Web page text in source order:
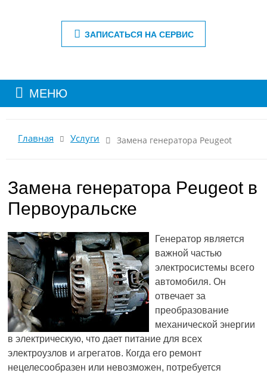
ЗАПИСАТЬСЯ НА СЕРВИС
МЕНЮ
Главная Услуги Замена генератора Peugeot
Замена генератора Peugeot в
Первоуральске
Генератор является
важной частью
электросистемы всего
автомобиля. Он
отвечает за
преобразование
механической энергии
в электрическую, что дает питание для всех
электроузлов и агрегатов. Когда его ремонт
нецелесообразен или невозможен, потребуется